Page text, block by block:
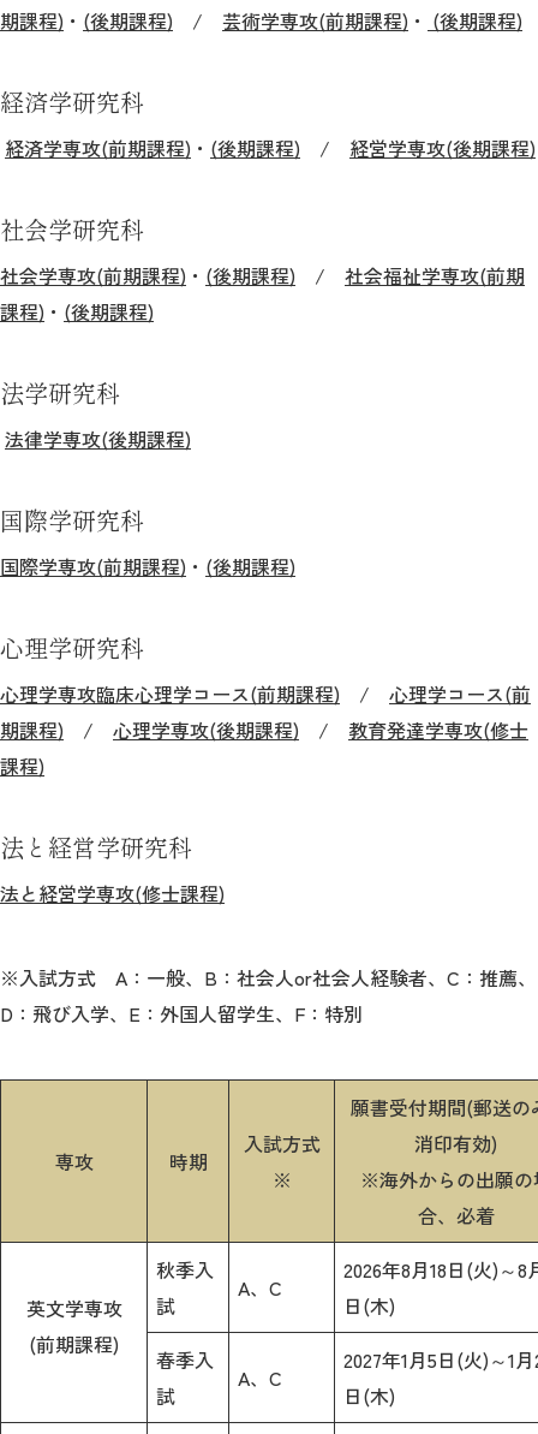
アクセス
期課程) ・ (後期課程) / 芸術学専攻(前期課程) ・ (後期課程)
経済学研究科
経済学専攻(前期課程) ・ (後期課程) / 経営学専攻(後期課程)
社会学研究科
社会学専攻(前期課程) ・ (後期課程) / 社会福祉学専攻(前期
課程) ・ (後期課程)
法学研究科
法律学専攻(後期課程)
国際学研究科
国際学専攻(前期課程) ・ (後期課程)
心理学研究科
心理学専攻臨床心理学コース(前期課程) / 心理学コース(前
期課程) / 心理学専攻(後期課程) / 教育発達学専攻(修士
課程)
法と経営学研究科
法と経営学専攻(修士課程)
※入試方式 A：一般、B：社会人or社会人経験者、C：推薦、
D：飛び入学、E：外国人留学生、F：特別
専攻 時期
入試方式
※
願書受付期間(郵送
消印有効)
※海外からの出願の
合、必着
英文学専攻
(前期課程)
秋季入
試
A、C
2026年8月18日(火)～8
日(木)
春季入
試
A、C
2027年1月5日(火)～1月
日(木)